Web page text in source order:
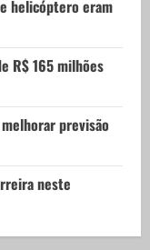
helicóptero eram
R$ 165 milhões
previsão
neste